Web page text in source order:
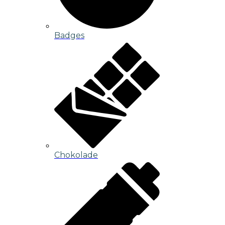
Badges
Chokolade